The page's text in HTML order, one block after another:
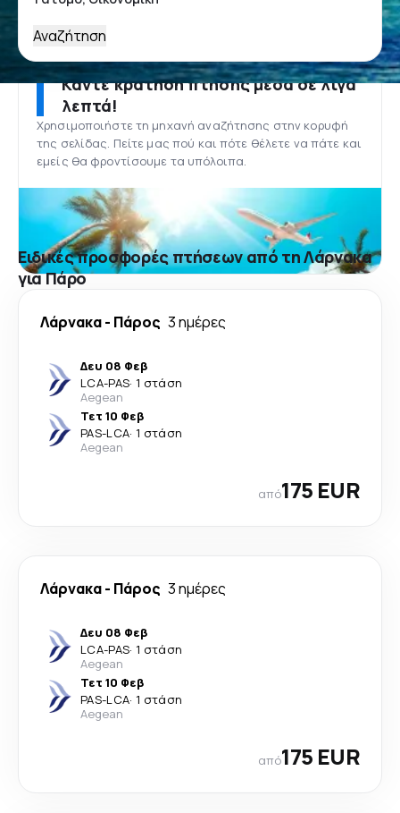
Αναζήτηση
Κάντε κράτηση πτήσης μέσα σε λίγα
λεπτά!
Χρησιμοποιήστε τη μηχανή αναζήτησης στην κορυφή
της σελίδας. Πείτε μας πού και πότε θέλετε να πάτε και
εμείς θα φροντίσουμε τα υπόλοιπα.
Ειδικές προσφορές πτήσεων από τη Λάρνακα
για Πάρο
Λάρνακα- Πάρος 3 ημέρες
Δευ 08 Φεβ
LCA-PAS· 1 στάση
Aegean
Τετ 10 Φεβ
PAS-LCA· 1 στάση
Aegean
από175 EUR
Λάρνακα- Πάρος 3 ημέρες
Δευ 08 Φεβ
LCA-PAS· 1 στάση
Aegean
Τετ 10 Φεβ
PAS-LCA· 1 στάση
Aegean
από175 EUR